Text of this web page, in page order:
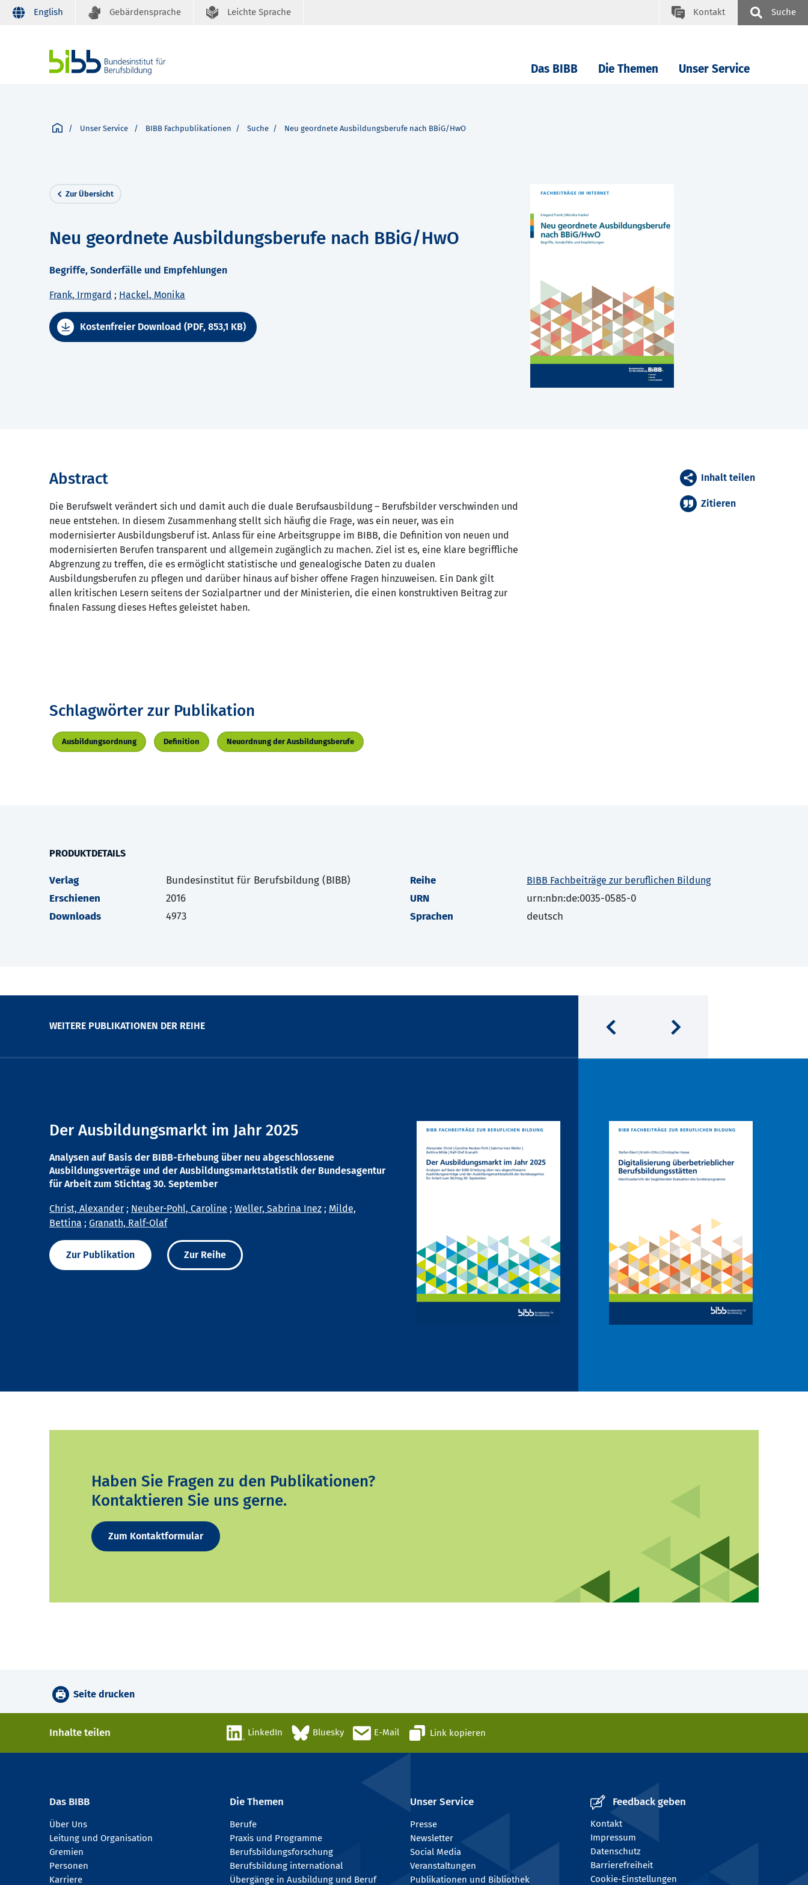
English Gebärdensprache Leichte Sprache Kontakt Suche
Das BIBB Die Themen Unser Service
Unser Service BIBB Fachpublikationen Suche Neu geordnete Ausbildungsberufe nach BBiG/HwO
Zur Übersicht
Neu geordnete Ausbildungsberufe nach BBiG/HwO
Begriffe, Sonderfälle und Empfehlungen
Frank, Irmgard ; Hackel, Monika
Kostenfreier Download (PDF, 853,1 KB)
Abstract
Die Berufswelt verändert sich und damit auch die duale Berufsausbildung – Berufsbilder verschwinden und
neue entstehen. In diesem Zusammenhang stellt sich häufig die Frage, was ein neuer, was ein
modernisierter Ausbildungsberuf ist. Anlass für eine Arbeitsgruppe im BIBB, die Definition von neuen und
modernisierten Berufen transparent und allgemein zugänglich zu machen. Ziel ist es, eine klare begriffliche
Abgrenzung zu treffen, die es ermöglicht statistische und genealogische Daten zu dualen
Ausbildungsberufen zu pflegen und darüber hinaus auf bisher offene Fragen hinzuweisen. Ein Dank gilt
allen kritischen Lesern seitens der Sozialpartner und der Ministerien, die einen konstruktiven Beitrag zur
finalen Fassung dieses Heftes geleistet haben.
Inhalt teilen
Zitieren
Schlagwörter zur Publikation
Ausbildungsordnung Definition Neuordnung der Ausbildungsberufe
PRODUKTDETAILS
Verlag
Bundesinstitut für Berufsbildung (BIBB)
Erschienen
2016
Downloads
4973
Reihe BIBB Fachbeiträge zur beruflichen Bildung
URN
urn:nbn:de:0035-0585-0
Sprachen
deutsch
WEITERE PUBLIKATIONEN DER REIHE
Der Ausbildungsmarkt im Jahr 2025
Analysen auf Basis der BIBB-Erhebung über neu abgeschlossene
Ausbildungsverträge und der Ausbildungsmarktstatistik der Bundesagentur
für Arbeit zum Stichtag 30. September
Christ, Alexander ; Neuber-Pohl, Caroline ; Weller, Sabrina Inez ; Milde,
Bettina ; Granath, Ralf-Olaf
Zur Publikation Zur Reihe
Haben Sie Fragen zu den Publikationen?
Kontaktieren Sie uns gerne.
Zum Kontaktformular
Seite drucken
Inhalte teilen LinkedIn Bluesky E-Mail Link kopieren
Das BIBB
Über Uns
Leitung und Organisation
Gremien
Personen
Karriere
Die Themen
Berufe
Praxis und Programme
Berufsbildungsforschung
Berufsbildung international
Übergänge in Ausbildung und Beruf
Unser Service
Presse
Newsletter
Social Media
Veranstaltungen
Publikationen und Bibliothek
Feedback geben
Kontakt
Impressum
Datenschutz
Barrierefreiheit
Cookie-Einstellungen